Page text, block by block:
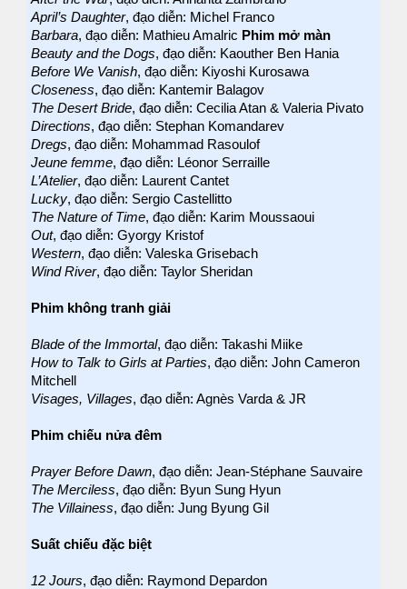
April’s Daughter, đạo diễn: Michel Franco
Barbara, đạo diễn: Mathieu Amalric Phim mở màn
Beauty and the Dogs, đạo diễn: Kaouther Ben Hania
Before We Vanish, đạo diễn: Kiyoshi Kurosawa
Closeness, đạo diễn: Kantemir Balagov
The Desert Bride, đạo diễn: Cecilia Atan & Valeria Pivato
Directions, đạo diễn: Stephan Komandarev
Dregs, đạo diễn: Mohammad Rasoulof
Jeune femme, đạo diễn: Léonor Serraille
L’Atelier, đạo diễn: Laurent Cantet
Lucky, đạo diễn: Sergio Castellitto
The Nature of Time, đạo diễn: Karim Moussaoui
Out, đạo diễn: Gyorgy Kristof
Western, đạo diễn: Valeska Grisebach
Wind River, đạo diễn: Taylor Sheridan
Phim không tranh giải
Blade of the Immortal, đạo diễn: Takashi Miike
How to Talk to Girls at Parties, đạo diễn: John Cameron
Mitchell
Visages, Villages, đạo diễn: Agnès Varda & JR
Phim chiếu nửa đêm
Prayer Before Dawn, đạo diễn: Jean-Stéphane Sauvaire
The Merciless, đạo diễn: Byun Sung Hyun
The Villainess, đạo diễn: Jung Byung Gil
Suất chiếu đặc biệt
12 Jours, đạo diễn: Raymond Depardon